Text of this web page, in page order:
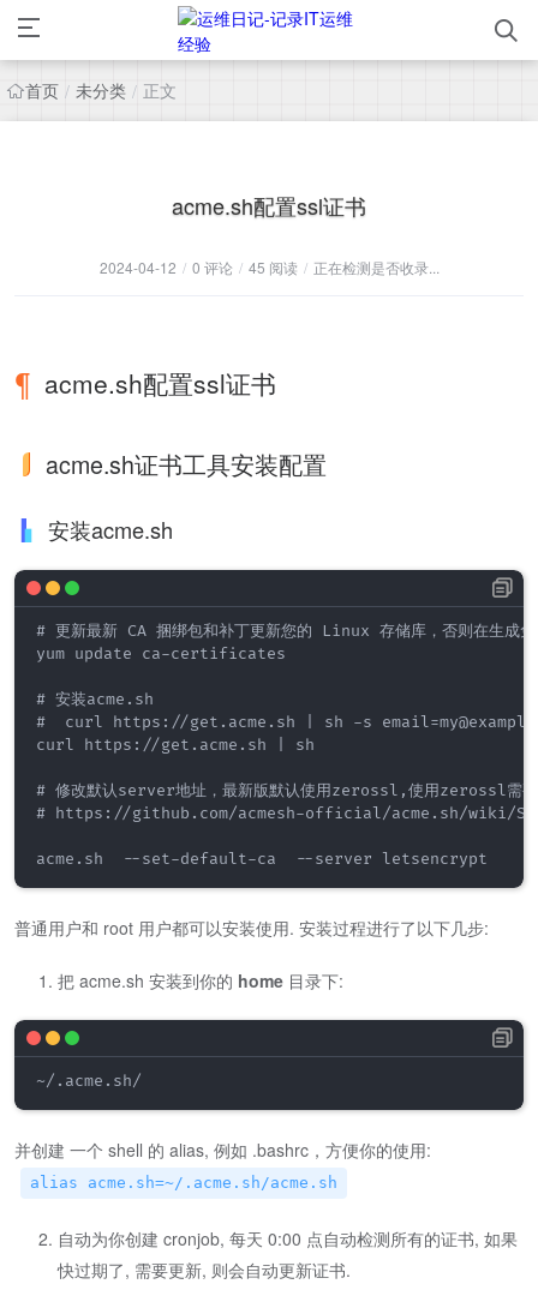
首页 / 未分类 / 正文
acme.sh配置ssl证书
2024-04-12 / 0 评论 / 45 阅读 / 正在检测是否收录...
acme.sh配置ssl证书
acme.sh证书工具安装配置
安装acme.sh
# 更新最新 CA 捆绑包和补丁更新您的 Linux 存储库，否则在生成
yum update ca-certificates
# 安装acme.sh
#  curl https://get.acme.sh | sh -s
curl https://get.acme.sh | sh
# 修改默认server地址，最新版默认使用zerossl,使用zerossl需要
# https://github.com/acmesh-official/acme.sh/wiki/
acme.sh  --set-default-ca  --server letsencrypt
普通用户和 root 用户都可以安装使用. 安装过程进行了以下几步:
把 acme.sh 安装到你的 home 目录下:
~/.acme.sh/
并创建 一个 shell 的 alias, 例如 .bashrc，方便你的使用:
alias acme.sh=~/.acme.sh/acme.sh
自动为你创建 cronjob, 每天 0:00 点自动检测所有的证书, 如果
快过期了, 需要更新, 则会自动更新证书.